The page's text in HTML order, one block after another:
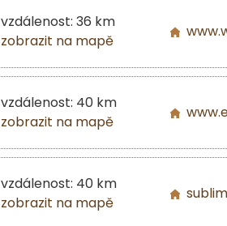
vzdálenost: 36 km
zobrazit na mapě
vzdálenost: 40 km
zobrazit na mapě
vzdálenost: 40 km
zobrazit na mapě